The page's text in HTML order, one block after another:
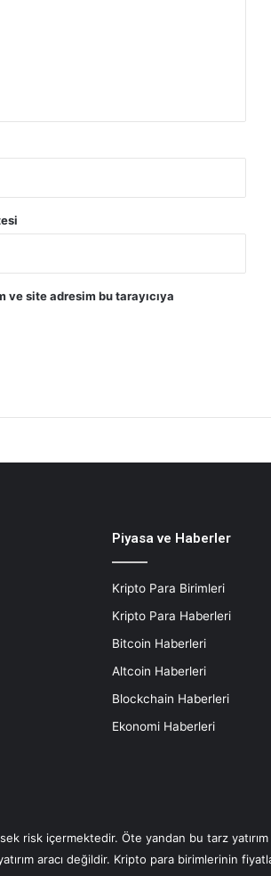
ve site adresim bu tarayıcıya
Piyasa ve Haberler
Kripto Para Birimleri
Kripto Para Haberleri
Bitcoin Haberleri
Altcoin Haberleri
Blockchain Haberleri
Ekonomi Haberleri
risk içermektedir. Öte yandan bu tarz yatırım
aracı değildir. Kripto para birimlerinin